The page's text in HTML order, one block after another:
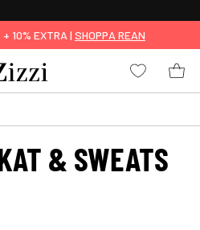
10% EXTRA | SHOPPA REAN
& SWEATS